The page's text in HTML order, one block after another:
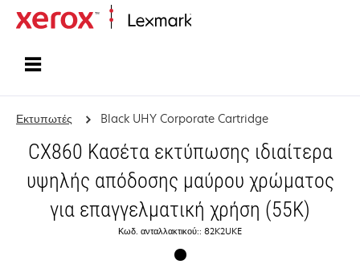
Εκτυπωτές Black UHY Corporate Cartridge
CX860 Κασέτα εκτύπωσης ιδιαίτερα
υψηλής απόδοσης μαύρου χρώματος
για επαγγελματική χρήση (55K)
Κωδ. ανταλλακτικού:: 82K2UKE